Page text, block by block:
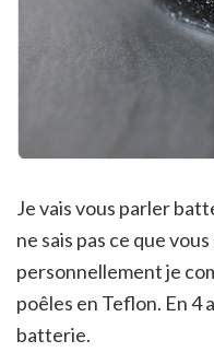
Je vais vous parler
ne sais pas ce que
personnellement je
poêles en Teflon. En 4
batterie.